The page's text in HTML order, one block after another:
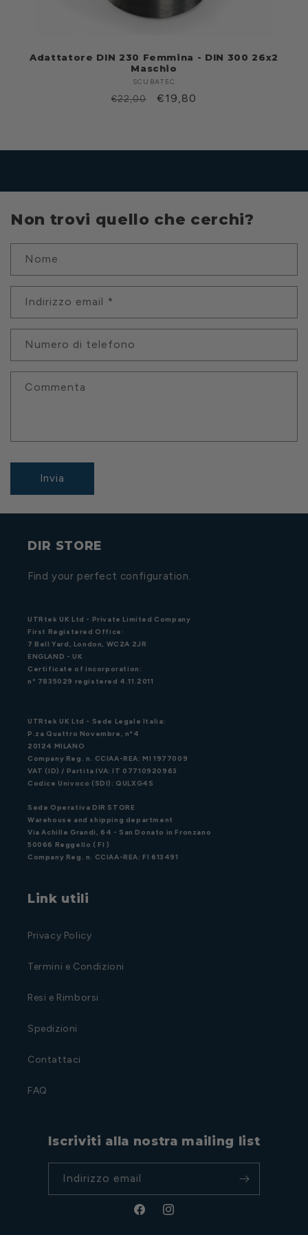
Adattatore DIN 230 Femmina - DIN 300 26x2
Maschio
Produttore:
SCUBATEC
Prezzo
€22,00
Prezzo
€19,80
Non trovi quello che cerchi?
Nome
Indirizzo email *
Numero di telefono
Commenta
Invia
DIR STORE
Find your perfect configuration.
UTRtek UK Ltd - Private Limited Company
First Registered Office:
7 Bell Yard, London, WC2A 2JR
ENGLAND - UK
Certificate of incorporation:
n° 7835029 registered 4.11.2011
UTRtek UK Ltd - Sede Legale Italia:
P.za Quattro Novembre, n°4
20124 MILANO
Company Reg. n. CCIAA-REA: MI 1977009
VAT (ID) / Partita IVA: IT 07710920963
Codice Univoco (SDI): QULXG4S
Sede Operativa DIR STORE
Warehouse and shipping department
Via Achille Grandi, 64 - San Donato in Fronzano
50066 Reggello ( FI )
Company Reg. n. CCIAA-REA: FI 613491
Link utili
Privacy Policy
Termini e Condizioni
Resi e Rimborsi
Spedizioni
Contattaci
FAQ
Iscriviti alla nostra mailing list
Indirizzo email
FacebookInstagram